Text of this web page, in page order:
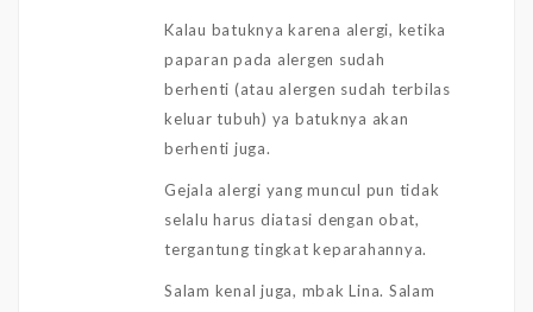
Kalau batuknya karena alergi, ketika
paparan pada alergen sudah
berhenti (atau alergen sudah terbilas
keluar tubuh) ya batuknya akan
berhenti juga.
Gejala alergi yang muncul pun tidak
selalu harus diatasi dengan obat,
tergantung tingkat keparahannya.
Salam kenal juga, mbak Lina. Salam